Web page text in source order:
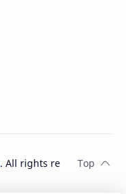
. All rights reserved.